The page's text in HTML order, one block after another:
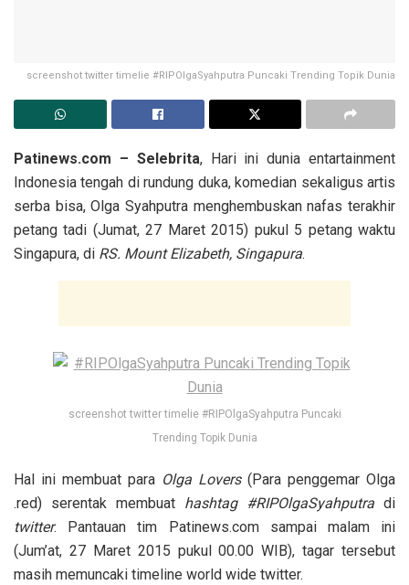
screenshot twitter timelie #RIPOlgaSyahputra Puncaki Trending Topik Dunia
Patinews.com – Selebrita, Hari ini dunia entartainment
Indonesia tengah di rundung duka, komedian sekaligus artis
serba bisa, Olga Syahputra menghembuskan nafas terakhir
petang tadi (Jumat, 27 Maret 2015) pukul 5 petang waktu
Singapura, di RS. Mount Elizabeth, Singapura.
screenshot twitter timelie #RIPOlgaSyahputra Puncaki
Trending Topik Dunia
Hal ini membuat para Olga Lovers(Para penggemar Olga
.red) serentak membuat hashtag #RIPOlgaSyahputra di
twitter. Pantauan tim Patinews.com sampai malam ini
(Jum’at, 27 Maret 2015 pukul 00.00 WIB), tagar tersebut
masih memuncaki timeline world wide twitter.